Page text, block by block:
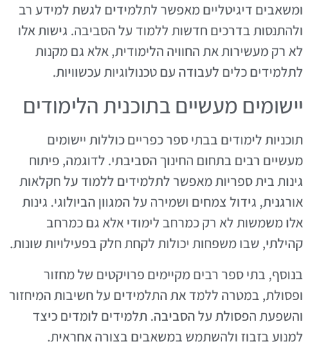
ומשאבים דיגיטליים מאפשר לתלמידים לגשת למידע רב
ולהתנסות בדרכים חדשות ללמוד על הסביבה. גישות אלו
לא רק מעשירות את החוויה הלימודית, אלא גם מקנות
לתלמידים כלים לעבודה עם טכנולוגיות עכשוויות.
יישומים מעשיים בתוכנית הלימודים
תוכניות לימודים בבתי ספר כפריים כוללות יישומים
מעשיים רבים בתחום החינוך הסביבתי. לדוגמה, פיתוח
גינות בית ספריות מאפשר לתלמידים ללמוד על חקלאות
אורגנית, גידול צמחים ושמירה על המגוון הביולוגי. גינות
אלו משמשות לא רק כמרחב לימודי אלא גם כמרחב
קהילתי, שבו משפחות יכולות לקחת חלק בפעילויות שונות.
בנוסף, בתי ספר רבים מקיימים פרויקטים של מחזור
ופסולת, במטרה ללמד את התלמידים על חשיבות המיחזור
והשפעת הפסולת על הסביבה. תלמידים לומדים כיצד
למנוע בזבוז ולהשתמש במשאבים בצורה אחראית.